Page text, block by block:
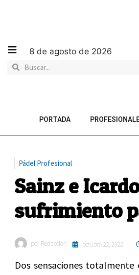
8 de agosto de 2026
PORTADA
Pádel Profesional
Sainz e
sufrimiento
por Redaccion octubre 22, 2022
Dos sensaciones